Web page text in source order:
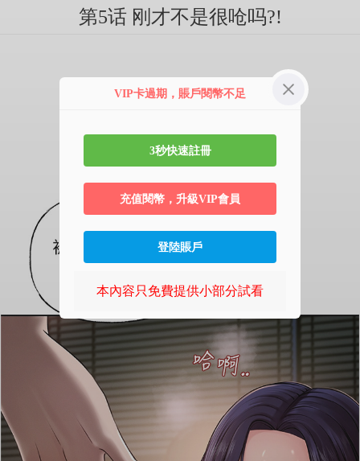
第5话 刚才不是很呛吗?!
VIP卡過期，賬戶閱幣不足
3秒快速註冊
充值閱幣，升級VIP會員
登陸賬戶
本內容只免費提供小部分試看